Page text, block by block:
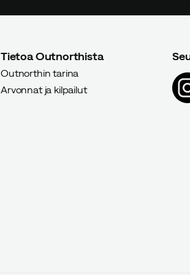
Tietoa Outnorthista
Outnorthin tarina
Arvonnat ja kilpailut